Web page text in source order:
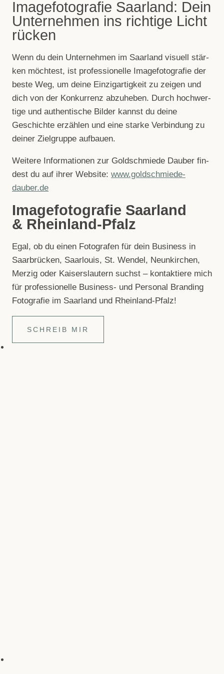
Imagefotografie Saarland: Dein
Unternehmen ins richtige Licht
rücken
Wenn du dein Unter­neh­men im Saar­land visu­ell stär­
ken möch­test, ist pro­fes­sio­nelle Image­fo­to­gra­fie der
beste Weg, um deine Ein­zig­ar­tig­keit zu zei­gen und
dich von der Kon­kur­renz abzu­he­ben. Durch hoch­wer­
tige und authen­ti­sche Bil­der kannst du deine
Geschichte erzäh­len und eine starke Ver­bin­dung zu
dei­ner Ziel­gruppe aufbauen.
Wei­tere Infor­ma­tio­nen zur Gold­schmiede Dau­ber fin­
dest du auf ihrer Web­site: www.goldschmiede-
dauber.de
Imagefotografie Saarland
& Rheinland-Pfalz
Egal, ob du einen Foto­gra­fen für dein Busi­ness in
Saar­brü­cken, Saar­louis, St. Wen­del, Neun­kir­chen,
Mer­zig oder Kai­sers­lau­tern suchst – kon­tak­tiere mich
für pro­fes­sio­nelle Busi­ness- und Per­so­nal Bran­ding
Foto­gra­fie im Saar­land und Rheinland-Pfalz!
SCHREIB MIR